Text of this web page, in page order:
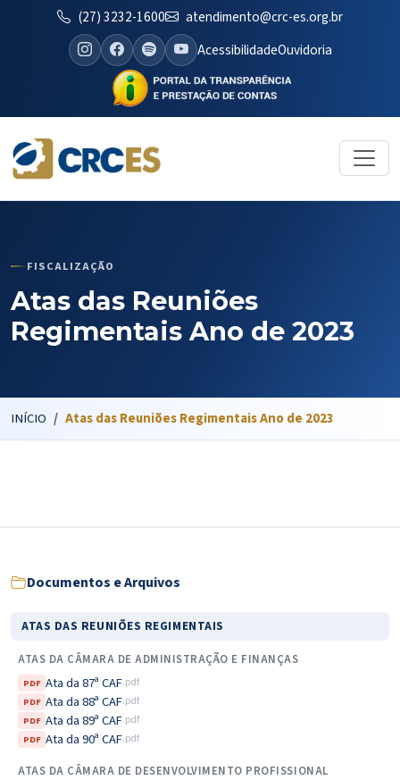
(27) 3232-1600
atendimento@crc-es.org.br
AcessibilidadeOuvidoria
FISCALIZAÇÃO
Atas das Reuniões
Regimentais Ano de 2023
INÍCIO Atas das Reuniões Regimentais Ano de 2023
Documentos e Arquivos
ATAS DAS REUNIÕES REGIMENTAIS
ATAS DA CÂMARA DE ADMINISTRAÇÃO E FINANÇAS
PDF Ata da 87ª CAF.pdf
PDF Ata da 88ª CAF.pdf
PDF Ata da 89ª CAF.pdf
PDF Ata da 90ª CAF.pdf
ATAS DA CÂMARA DE DESENVOLVIMENTO PROFISSIONAL